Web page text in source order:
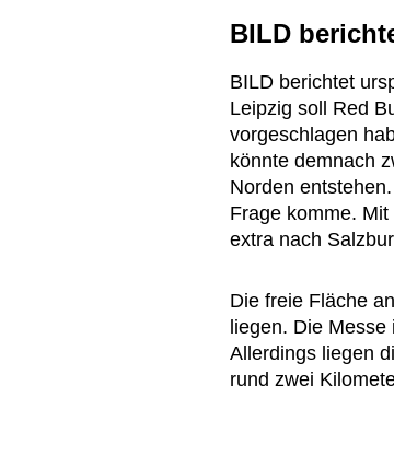
BILD
BILD berichtet
Leipzig soll Red
vorgeschlagen
könnte demnach
Norden
Frage komme.
extra nach
Die freie Fläche
liegen. Die
Allerdings liegen
rund zwei